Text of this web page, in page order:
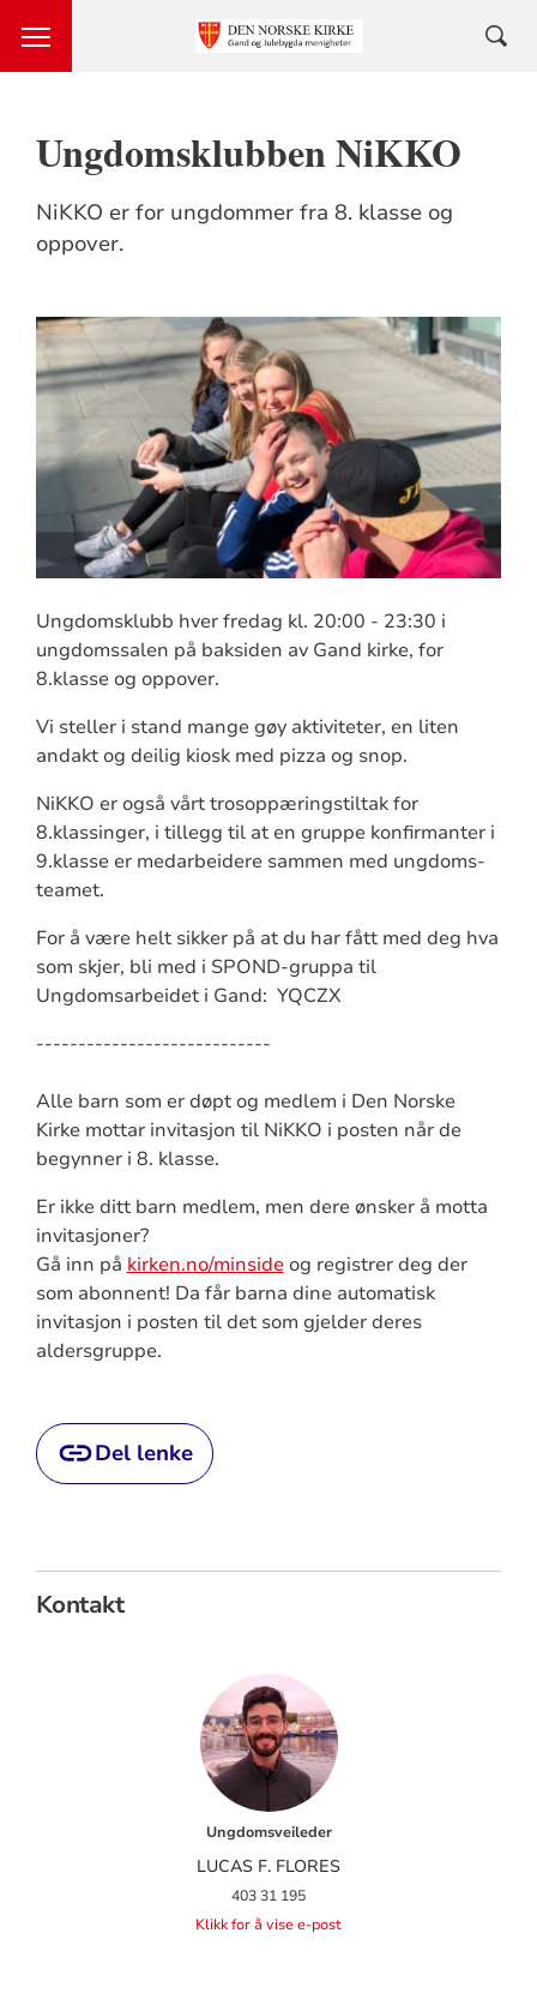
Ungdomsklubben NiKKO
NiKKO er for ungdommer fra 8. klasse og
oppover.
Ungdomsklubb hver fredag kl. 20:00 - 23:30 i
ungdomssalen på baksiden av Gand kirke, for
8.klasse og oppover.
Vi steller i stand mange gøy aktiviteter, en liten
andakt og deilig kiosk med pizza og snop.
NiKKO er også vårt trosoppæringstiltak for
8.klassinger, i tillegg til at en gruppe konfirmanter i
9.klasse er medarbeidere sammen med ungdoms-
teamet.
For å være helt sikker på at du har fått med deg hva
som skjer, bli med i SPOND-gruppa til
Ungdomsarbeidet i Gand: YQCZX
----------------------------
Alle barn som er døpt og medlem i Den Norske
Kirke mottar invitasjon til NiKKO i posten når de
begynner i 8. klasse.
Er ikke ditt barn medlem, men dere ønsker å motta
invitasjoner?
Gå inn på kirken.no/minsideog registrer deg der
som abonnent! Da får barna dine automatisk
invitasjon i posten til det som gjelder deres
aldersgruppe.
Del lenke
Kontakt
Ungdomsveileder
LUCAS F. FLORES
403 31 195
Klikk for å vise e-post